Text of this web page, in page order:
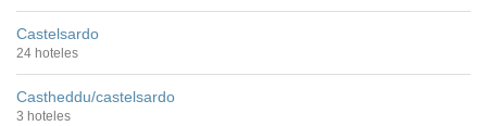
Castelsardo
24 hoteles
Castheddu/castelsardo
3 hoteles